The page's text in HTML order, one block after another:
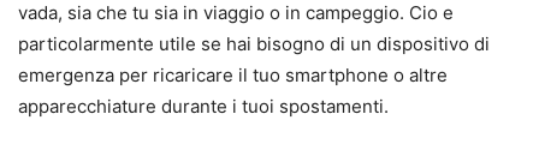
vada, sia che tu sia in viaggio o in campeggio. Cio e
particolarmente utile se hai bisogno di un dispositivo di
emergenza per ricaricare il tuo smartphone o altre
apparecchiature durante i tuoi spostamenti.